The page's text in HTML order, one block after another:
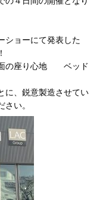
ショーにて発表した
の座り心地 ベッド
に、鋭意製造させてい
い。